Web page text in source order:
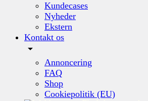
Kundecases
Nyheder
Ekstern
Kontakt os
Annoncering
FAQ
Shop
Cookiepolitik (EU)